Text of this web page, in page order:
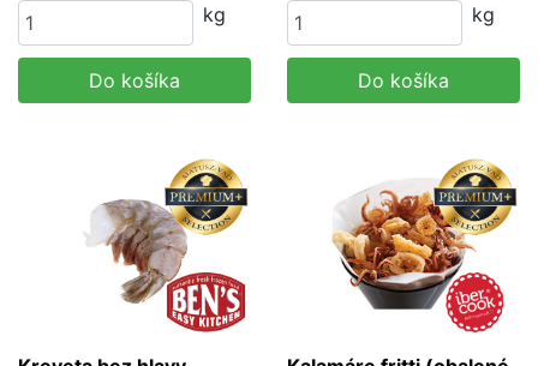
kg
Do košíka
kg
Do košíka